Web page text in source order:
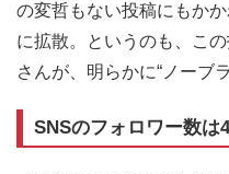
の変哲もない投稿にもか
に拡散。というのも、こ
さんが、明らかに“ノーブ
SNSのフォロワー数は